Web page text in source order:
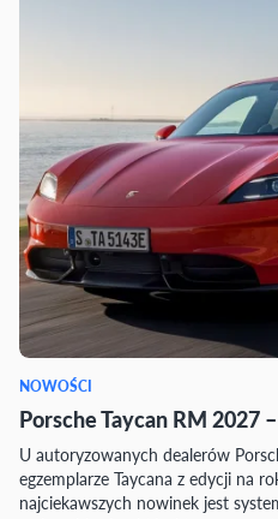
NOWOŚCI
Porsche Taycan RM 2027
U autoryzowanych dealerów
egzemplarze Taycana z edycji na
najciekawszych nowinek jest